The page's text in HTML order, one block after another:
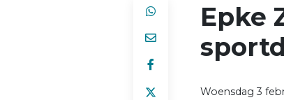
Epke
Woensdag 3